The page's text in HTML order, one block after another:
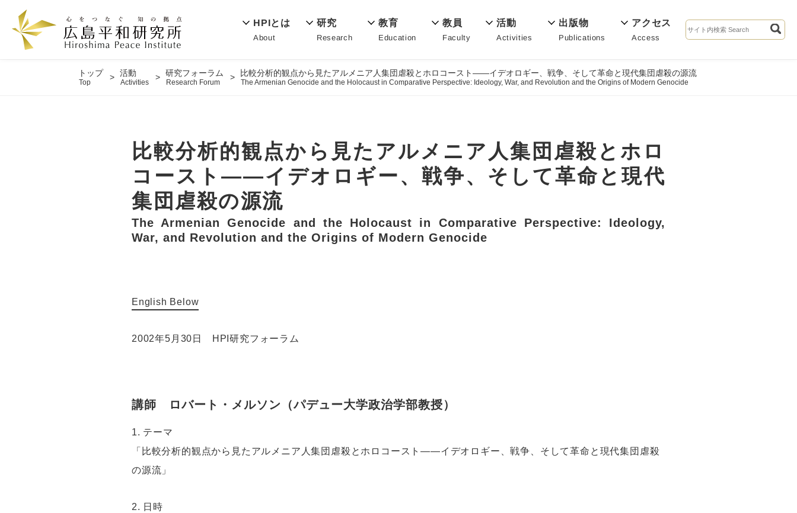
HPIとは
About
研究
Research
教育
Education
教員
Faculty
活動
Activities
出版物
Publications
アクセス
Access
トップ
Top
活動
Activities
研究フォーラム
Research Forum
比較分析的観点から見たアルメニア人集団虐殺とホロコースト――イデオロギー、戦争、そして革命と現代集団虐殺の源流
The Armenian Genocide and the Holocaust in Comparative Perspective: Ideology, War, and Revolution and the Origins of Modern Genocide
比較分析的観点から見たアルメニア人集団虐殺とホロ
コースト――イデオロギー、戦争、そして革命と現代
集団虐殺の源流
The Armenian Genocide and the Holocaust in Comparative Perspective: Ideology,
War, and Revolution and the Origins of Modern Genocide
English Below
2002年5月30日 HPI研究フォーラム
講師 ロバート・メルソン（パデュー大学政治学部教授）
1. テーマ
「比較分析的観点から見たアルメニア人集団虐殺とホロコースト――イデオロギー、戦争、そして革命と現代集団虐殺
の源流」
2. 日時